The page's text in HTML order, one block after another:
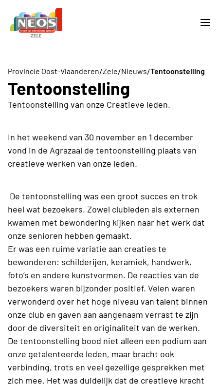
Provincie Oost-Vlaanderen/Zele/Nieuws/Tentoonstelling
Tentoonstelling
Tentoonstelling van onze Creatieve leden.
In het weekend van 30 november en 1 december
vond in de Agrazaal de tentoonstelling plaats van
creatieve werken van onze leden.
De tentoonstelling was een groot succes en trok
heel wat bezoekers. Zowel clubleden als externen
kwamen met bewondering kijken naar het werk dat
onze senioren hebben gemaakt.
Er was een ruime variatie aan creaties te
bewonderen: schilderijen, keramiek, handwerk,
foto’s en andere kunstvormen. De reacties van de
bezoekers waren bijzonder positief. Velen waren
verwonderd over het hoge niveau van talent binnen
onze club en gaven aan aangenaam verrast te zijn
door de diversiteit en originaliteit van de werken.
De tentoonstelling bood niet alleen een podium aan
onze getalenteerde leden, maar bracht ook
verbinding, trots en veel gezellige gesprekken met
zich mee. Het was duidelijk dat de creatieve kracht